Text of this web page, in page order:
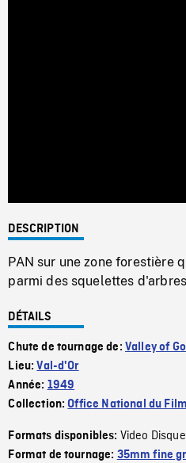
DESCRIPTION
PAN sur une zone forestière
parmi des squelettes
DÉTAILS
Chute de tournage de: Valley of
Lieu:Val-d'Or
Année: 1949
Collection:Office National du Film
Formats disponibles: Video
Format de tournage: 35mm fine